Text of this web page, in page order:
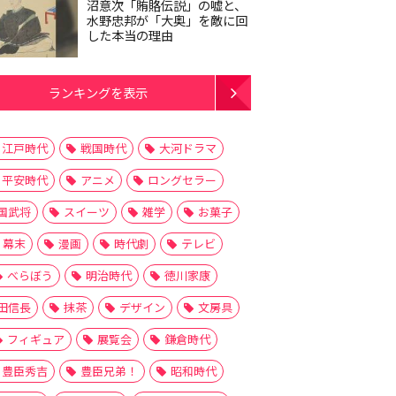
沼意次「賄賂伝説」の嘘と、
水野忠邦が「大奥」を敵に回
した本当の理由
ランキングを表示
江戸時代 戦国時代
大河ドラマ
平安時代
アニメ
ロングセラー
武将
スイーツ 雑学
お菓子
幕末
漫画 時代劇
テレビ
べらぼう
明治時代
徳川家康
信長
抹茶 デザイン
文房具
フィギュア
展覧会
鎌倉時代
豊臣秀吉
豊臣兄弟！
昭和時代